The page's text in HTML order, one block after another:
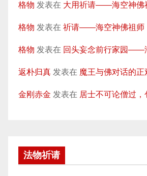
格物 发表在 大用祈请——海空神佛
格物 发表在 祈请——海空神佛祖师
格物 发表在 回头妄念前行家园——
返朴归真 发表在 魔王与佛对话的正
金刚赤金 发表在 居士不可论僧过
法物祈请